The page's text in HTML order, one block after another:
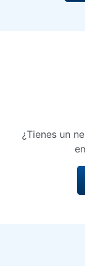
¿Tienes un